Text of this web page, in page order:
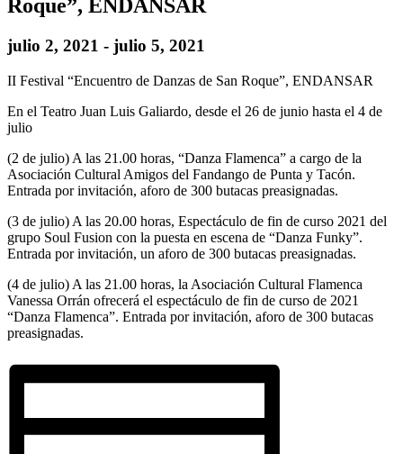
Roque”, ENDANSAR
julio 2, 2021 - julio 5, 2021
II Festival “Encuentro de Danzas de San Roque”, ENDANSAR
En el Teatro Juan Luis Galiardo, desde el 26 de junio hasta el 4 de
julio
(2 de julio) A las 21.00 horas, “Danza Flamenca” a cargo de la
Asociación Cultural Amigos del Fandango de Punta y Tacón.
Entrada por invitación, aforo de 300 butacas preasignadas.
(3 de julio) A las 20.00 horas, Espectáculo de fin de curso 2021 del
grupo Soul Fusion con la puesta en escena de “Danza Funky”.
Entrada por invitación, un aforo de 300 butacas preasignadas.
(4 de julio) A las 21.00 horas, la Asociación Cultural Flamenca
Vanessa Orrán ofrecerá el espectáculo de fin de curso de 2021
“Danza Flamenca”. Entrada por invitación, aforo de 300 butacas
preasignadas.